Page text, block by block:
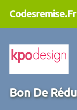
Codesremise.Fr
Bon De